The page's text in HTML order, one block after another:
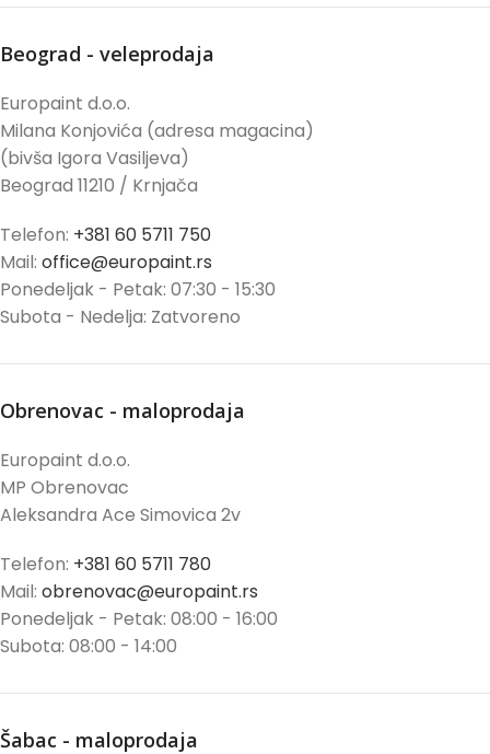
Beograd - veleprodaja
Europaint d.o.o.
Milana Konjovića (adresa magacina)
(bivša Igora Vasiljeva)
Beograd 11210 / Krnjača
Telefon: +381 60 5711 750
Mail: office@europaint.rs
Ponedeljak - Petak: 07:30 - 15:30
Subota - Nedelja: Zatvoreno
Obrenovac - maloprodaja
Europaint d.o.o.
MP Obrenovac
Aleksandra Ace Simovica 2v
Telefon: +381 60 5711 780
Mail: obrenovac@europaint.rs
Ponedeljak - Petak: 08:00 - 16:00
Subota: 08:00 - 14:00
Šabac - maloprodaja